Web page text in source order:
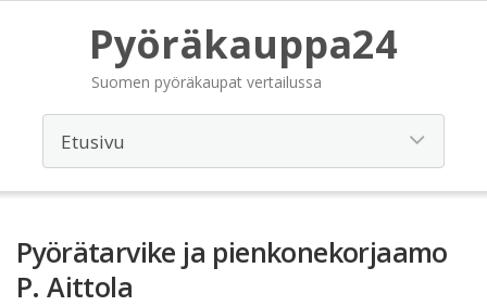
Pyöräkauppa24
Suomen pyöräkaupat vertailussa
Pyörätarvike ja pienkonekorjaamo
P. Aittola